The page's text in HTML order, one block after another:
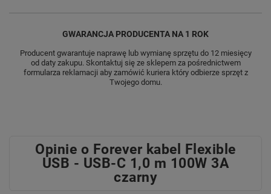
GWARANCJA PRODUCENTA NA 1 ROK
Producent gwarantuje naprawę lub wymianę sprzętu do 12 miesięcy
od daty zakupu. Skontaktuj się ze sklepem za pośrednictwem
formularza reklamacji aby zamówić kuriera który odbierze sprzęt z
Twojego domu.
Opinie o Forever kabel Flexible
USB - USB-C 1,0 m 100W 3A
czarny